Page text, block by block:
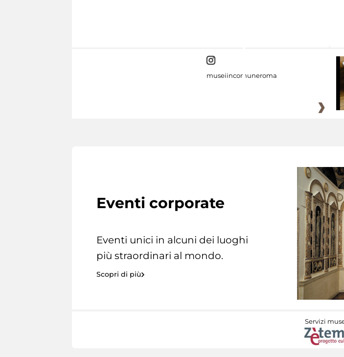
museiincomuneroma
Eventi corporate
Eventi unici in alcuni dei luoghi
più straordinari al mondo.
Scopri di più
Servizi